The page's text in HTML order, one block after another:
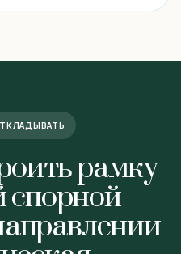
рамку
спорной